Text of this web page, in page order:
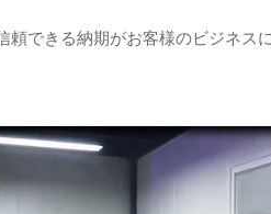
頼できる納期がお客様のビジネス